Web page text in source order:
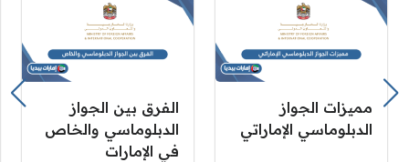
مميزات الجواز
الدبلوماسي الإماراتي
الفرق بين الجواز
الدبلوماسي والخاص
في الإمارات